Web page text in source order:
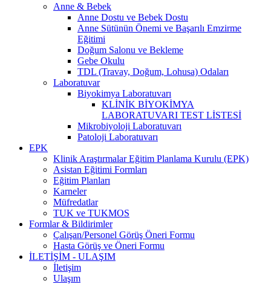
Anne & Bebek
Anne Dostu ve Bebek Dostu
Anne Sütünün Önemi ve Başarılı Emzirme
Eğitimi
Doğum Salonu ve Bekleme
Gebe Okulu
TDL (Travay, Doğum, Lohusa) Odaları
Laboratuvar
Biyokimya Laboratuvarı
KLİNİK BİYOKİMYA
LABORATUVARI TEST LİSTESİ
Mikrobiyoloji Laboratuvarı
Patoloji Laboratuvarı
EPK
Klinik Araştırmalar Eğitim Planlama Kurulu (EPK)
Asistan Eğitimi Formları
Eğitim Planları
Karneler
Müfredatlar
TUK ve TUKMOS
Formlar & Bildirimler
Çalışan/Personel Görüş Öneri Formu
Hasta Görüş ve Öneri Formu
İLETİŞİM - ULAŞIM
İletişim
Ulaşım